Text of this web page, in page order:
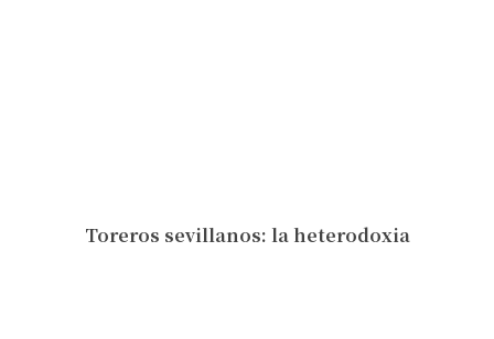
Toreros sevillanos: la heterodoxia